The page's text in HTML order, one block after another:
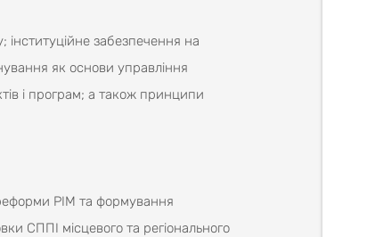
забезпечення на
як основи управління
і програм; а також принципи
PIM та формування
СППІ місцевого та регіонального